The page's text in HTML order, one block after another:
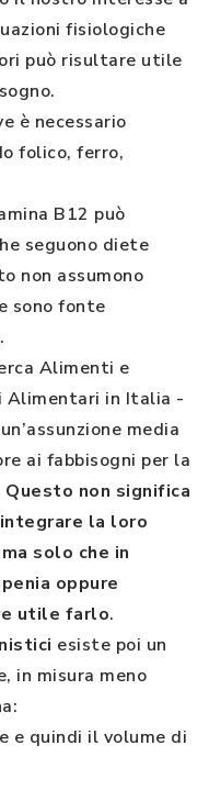
fisiologiche
può risultare utile
è necessario
folico, ferro,
B12 può
seguono diete
non assumono
sono fonte
Alimenti e
Alimentari in Italia -
media
ai fabbisogni per la
Questo non significa
la loro
solo che in
oppure
utile farlo.
esiste poi un
in misura meno
e quindi il volume di